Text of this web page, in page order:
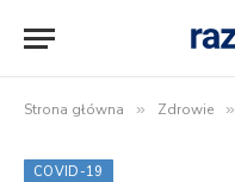
Strona główna » Zdrowie »
COVID-19